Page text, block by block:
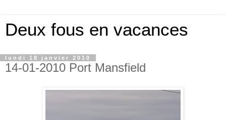
Deux fous en vacances
lundi 18 janvier 2010
14-01-2010 Port Mansfield